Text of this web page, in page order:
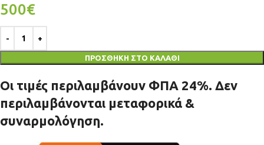
500€
ΠΡΟΣΘΉΚΗ ΣΤΟ ΚΑΛΆΘΙ
Οι τιμές περιλαμβάνουν ΦΠΑ 24%. Δεν
περιλαμβάνονται μεταφορικά &
συναρμολόγηση.